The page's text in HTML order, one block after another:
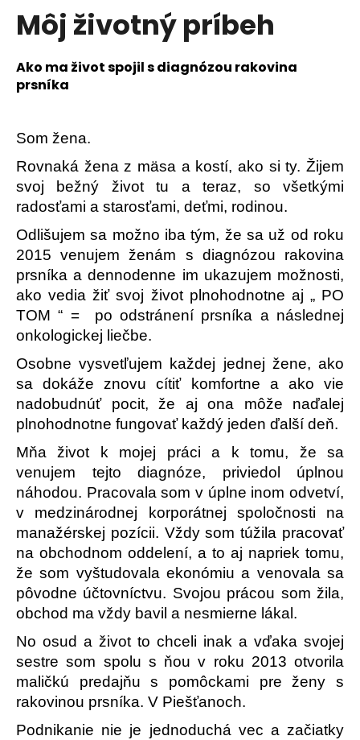
Môj životný príbeh
Ako ma život spojil s diagnózou rakovina
prsníka
Som žena.
Rovnaká žena z mäsa a kostí, ako si ty. Žijem
svoj bežný život tu a teraz, so všetkými
radosťami a starosťami, deťmi, rodinou.
Odlišujem sa možno iba tým, že sa už od roku
2015 venujem ženám s diagnózou rakovina
prsníka a dennodenne im ukazujem možnosti,
ako vedia žiť svoj život plnohodnotne aj „ PO
TOM “ = po odstránení prsníka a následnej
onkologickej liečbe.
Osobne vysvetľujem každej jednej žene, ako
sa dokáže znovu cítiť komfortne a ako vie
nadobudnúť pocit, že aj ona môže naďalej
plnohodnotne fungovať každý jeden ďalší deň.
Mňa život k mojej práci a k tomu, že sa
venujem tejto diagnóze, priviedol úplnou
náhodou. Pracovala som v úplne inom odvetví,
v medzinárodnej korporátnej spoločnosti na
manažérskej pozícii. Vždy som túžila pracovať
na obchodnom oddelení, a to aj napriek tomu,
že som vyštudovala ekonómiu a venovala sa
pôvodne účtovníctvu. Svojou prácou som žila,
obchod ma vždy bavil a nesmierne lákal.
No osud a život to chceli inak a vďaka svojej
sestre som spolu s ňou v roku 2013 otvorila
maličkú predajňu s pomôckami pre ženy s
rakovinou prsníka. V Piešťanoch.
Podnikanie nie je jednoduchá vec a začiatky
a
m